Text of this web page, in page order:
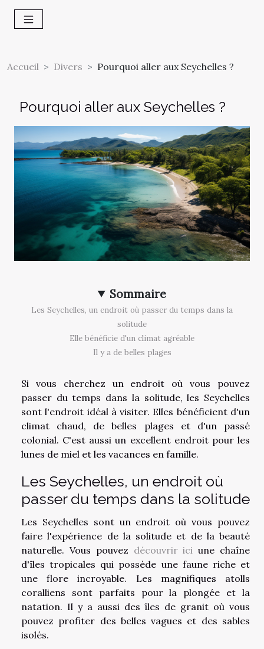
Accueil Divers Pourquoi aller aux Seychelles ?
Pourquoi aller aux Seychelles ?
Sommaire
Les Seychelles, un endroit où passer du temps dans la
solitude
Elle bénéficie d'un climat agréable
Il y a de belles plages
Si vous cherchez un endroit où vous pouvez
passer du temps dans la solitude, les Seychelles
sont l'endroit idéal à visiter. Elles bénéficient d'un
climat chaud, de belles plages et d'un passé
colonial. C'est aussi un excellent endroit pour les
lunes de miel et les vacances en famille.
Les Seychelles, un endroit où
passer du temps dans la solitude
Les Seychelles sont un endroit où vous pouvez
faire l'expérience de la solitude et de la beauté
naturelle. Vous pouvez découvrir ici une chaîne
d'îles tropicales qui possède une faune riche et
une flore incroyable. Les magnifiques atolls
coralliens sont parfaits pour la plongée et la
natation. Il y a aussi des îles de granit où vous
pouvez profiter des belles vagues et des sables
isolés.